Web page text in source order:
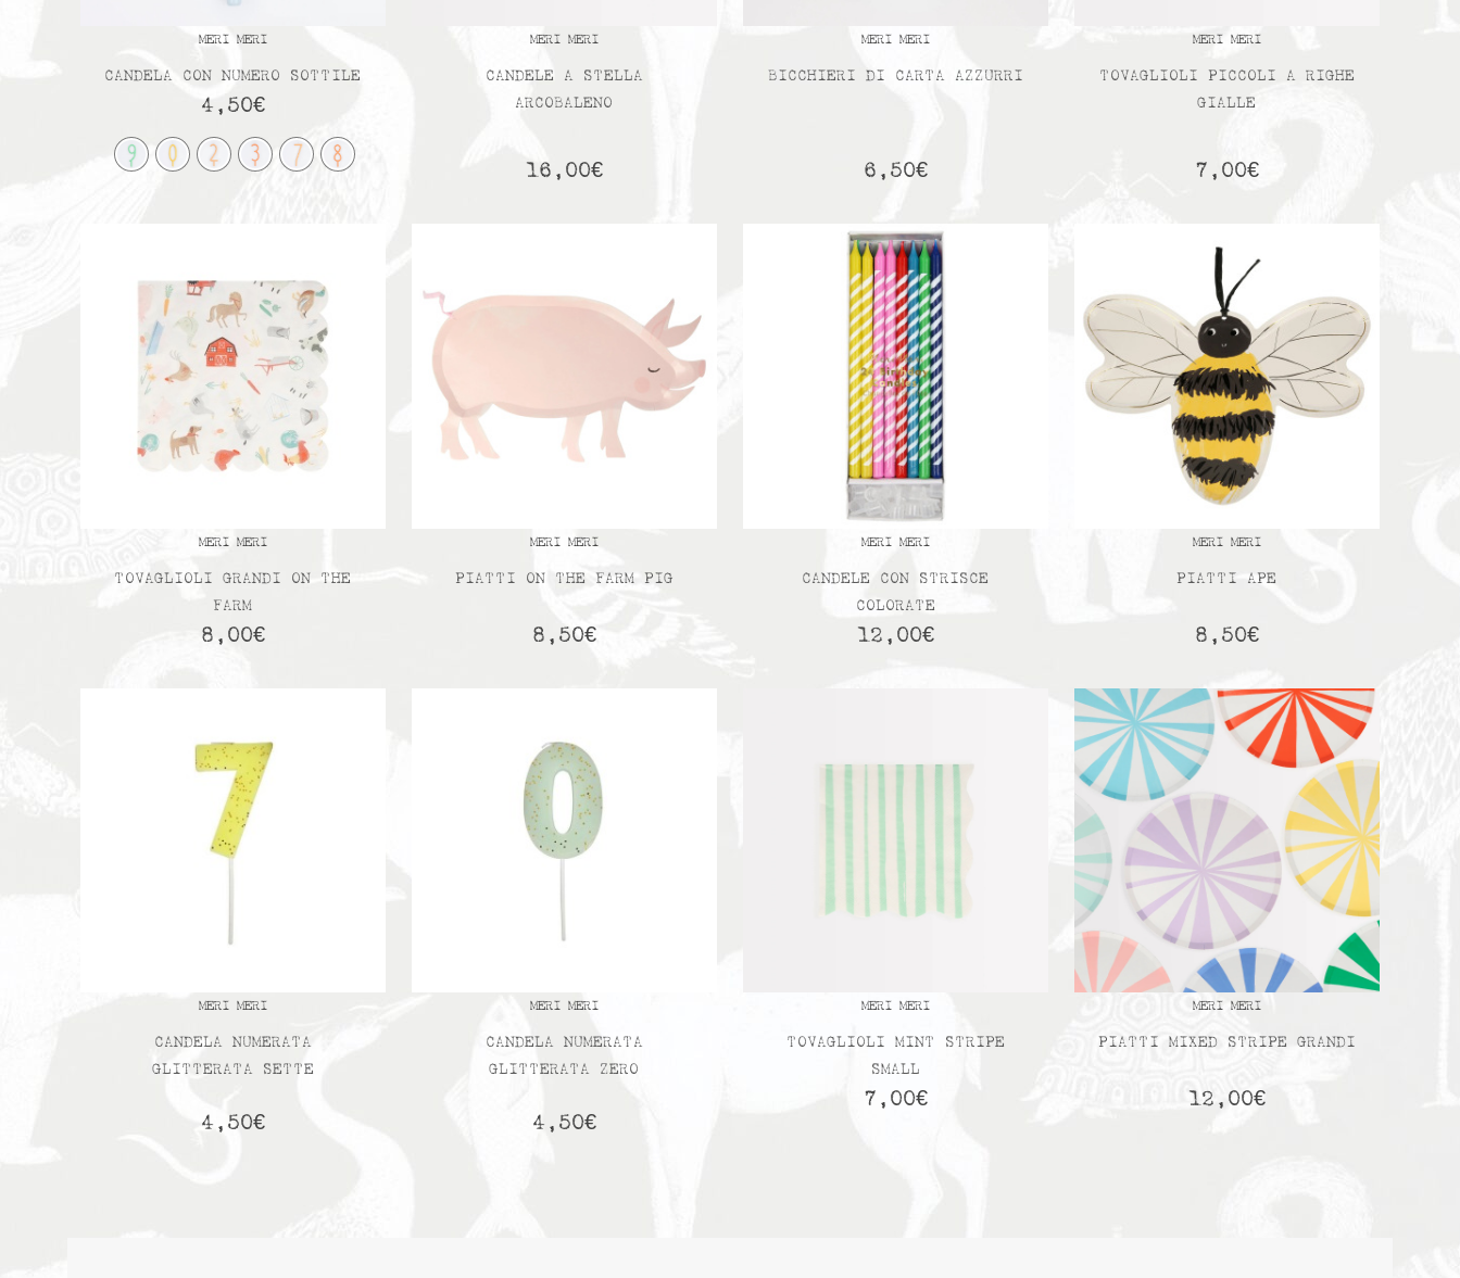
MERI MERI
CANDELA CON NUMERO SOTTILE
4,50€
MERI MERI
CANDELE A STELLA
ARCOBALENO
16,00€
MERI MERI
BICCHIERI DI CARTA AZZURRI
6,50€
MERI MERI
TOVAGLIOLI PICCOLI A RIGHE
GIALLE
7,00€
MERI MERI
TOVAGLIOLI GRANDI ON THE
FARM
8,00€
MERI MERI
PIATTI ON THE FARM PIG
8,50€
MERI MERI
CANDELE CON STRISCE
COLORATE
12,00€
MERI MERI
PIATTI APE
8,50€
MERI MERI
CANDELA NUMERATA
GLITTERATA SETTE
4,50€
MERI MERI
CANDELA NUMERATA
GLITTERATA ZERO
4,50€
MERI MERI
TOVAGLIOLI MINT STRIPE
SMALL
7,00€
MERI MERI
PIATTI MIXED STRIPE GRANDI
12,00€